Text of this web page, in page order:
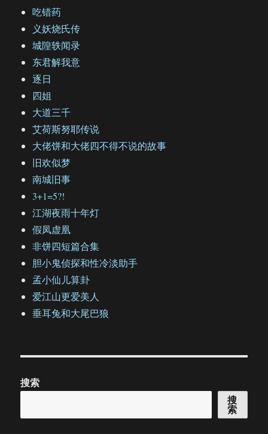
吃错药
义妖烧氏传
城隍轶闻录
东君解我意
逐日
四姐
大道三千
艾荷斯努耶传说
大佬饼和大佬四不得不说的故事
旧欢似梦
南城旧事
3+1=5?!
江湖夜雨十年灯
假凤虚凰
非饼四短篇合集
胆小鬼侦探和性冷淡助手
孟小仙儿算卦
爱江山更爱美人
垂耳兔和大尾巴狼
搜索
搜
索